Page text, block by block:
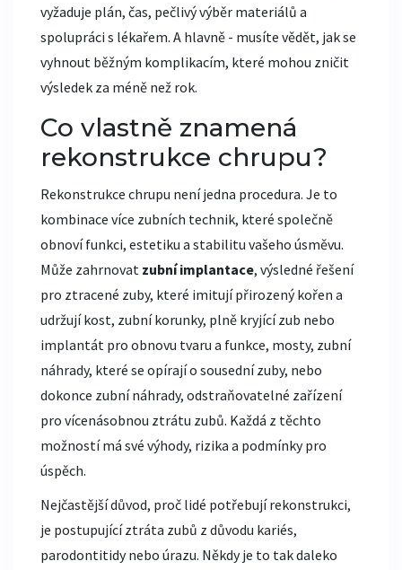
vyžaduje plán, čas, pečlivý výběr materiálů a
spolupráci s lékařem. A hlavně - musíte vědět, jak se
vyhnout běžným komplikacím, které mohou zničit
výsledek za méně než rok.
Co vlastně znamená
rekonstrukce chrupu?
Rekonstrukce chrupu není jedna procedura. Je to
kombinace více zubních technik, které společně
obnoví funkci, estetiku a stabilitu vašeho úsměvu.
Může zahrnovat zubní implantace, výsledné řešení
pro ztracené zuby, které imitují přirozený kořen a
udržují kost, zubní korunky, plně kryjící zub nebo
implantát pro obnovu tvaru a funkce, mosty, zubní
náhrady, které se opírají o sousední zuby, nebo
dokonce zubní náhrady, odstraňovatelné zařízení
pro vícenásobnou ztrátu zubů. Každá z těchto
možností má své výhody, rizika a podmínky pro
úspěch.
Nejčastější důvod, proč lidé potřebují rekonstrukci,
je postupující ztráta zubů z důvodu kariés,
parodontitidy nebo úrazu. Někdy je to tak daleko